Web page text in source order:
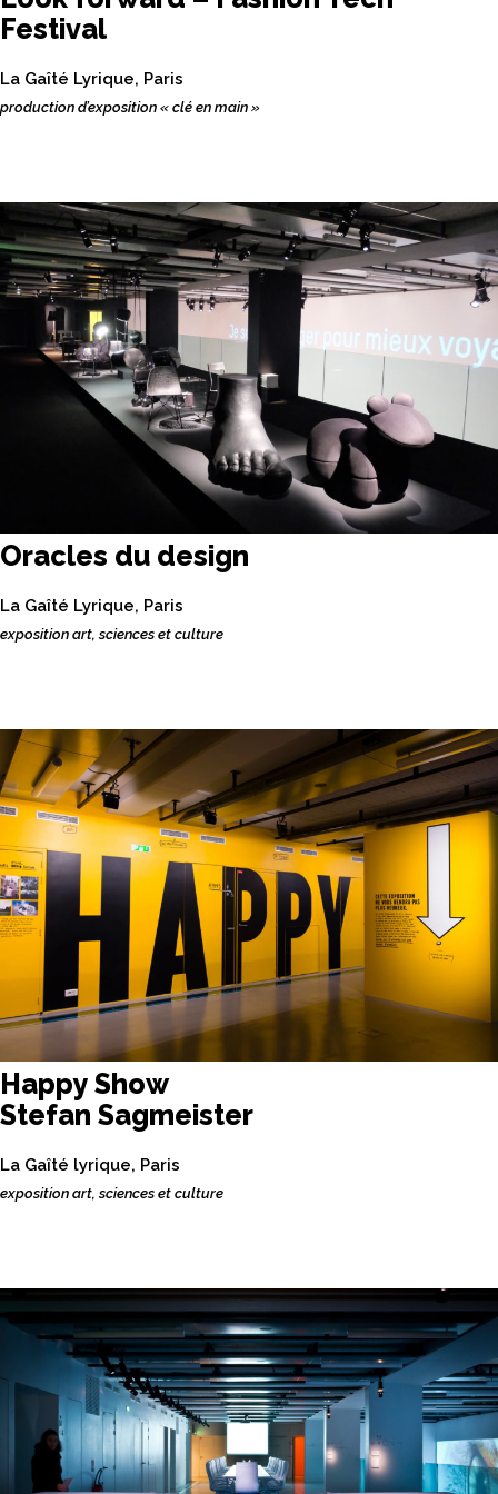
Festival
La Gaîté Lyrique, Paris
production d’exposition « clé en main »
Oracles du design
La Gaîté Lyrique, Paris
exposition art, sciences et culture
Happy Show
Stefan Sagmeister
La Gaîté lyrique, Paris
exposition art, sciences et culture